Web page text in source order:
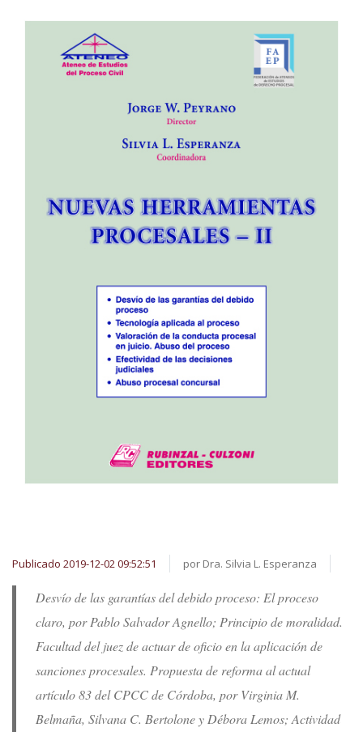
Publicado 2019-12-02 09:52:51 por Dra. Silvia L. Esperanza
Desvío de las garantías del debido proceso: El proceso
claro, por Pablo Salvador Agnello; Principio de moralidad.
Facultad del juez de actuar de oficio en la aplicación de
sanciones procesales. Propuesta de reforma al actual
artículo 83 del CPCC de Córdoba, por Virginia M.
Belmaña, Silvana C. Bertolone y Débora Lemos; Actividad